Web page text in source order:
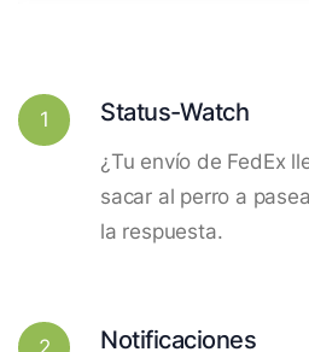
1 Status-Watch
¿Tu envío de FedEx
sacar al perro a
la respuesta.
2 Notificaciones